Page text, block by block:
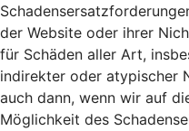
der Website oder ihrer
für Schäden aller Art,
indirekter oder atypischer
auch dann, wenn wir auf
Möglichkeit des